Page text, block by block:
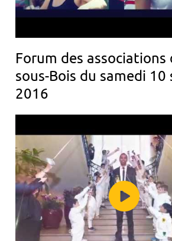
Forum des associations
sous-Bois du samedi
2016